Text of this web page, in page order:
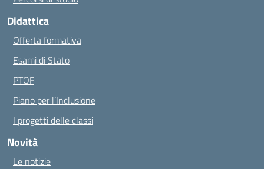
Didattica
Offerta formativa
Esami di Stato
PTOF
Piano per l’Inclusione
I progetti delle classi
Novità
Le notizie